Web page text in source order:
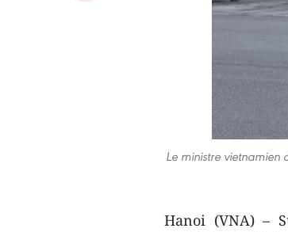
Le ministre vietnamien
Hanoi (VNA) –